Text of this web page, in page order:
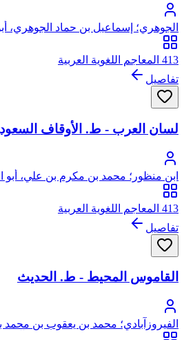
الجوهري؛ إسماعيل بن حماد الجوهري،
413 المعاجم اللغوية العربية
تفاصيل
لسان العرب - ط. الأوقاف
ابن منظور؛ محمد بن مكرم بن علي، أبو
منظور الأنصاري الرويفعي الإفريقي،
413 المعاجم اللغوية العربية
تفاصيل
القاموس المحيط - ط. الحديث
الفيروزآبادي؛ محمد بن يعقوب بن محمد
طاهر، مجد الدين الشيرازي الفيروزآبادي